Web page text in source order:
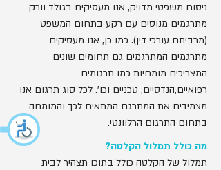
ניסוח משפטי מדויק, אנו מעסיקים בגולד וורק
מתרגמים מנוסים עם רקע בתחום המשפט
(מרביתם עורכי דין). כמו כן, אנו מעסיקים
מתרגמים המתרגמים גם תחומים שונים
המצריכים מומחיות כמו תרגומים
רפואיים,הנדסיים, טכניים וכו'. לכל סוג תרגום אנו
מצמידים את המתרגם המתאים לכך והמומחה
בתחום התרגום הרלוונטי.
מה כולל תמלול הקלטה?
תמלול של הקלטה כולל בתוכו תצהיר לבית